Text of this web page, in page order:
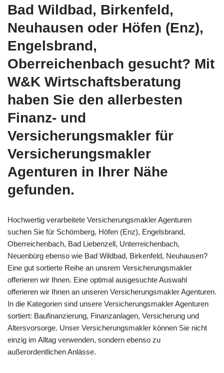
Bad Wildbad, Birkenfeld,
Neuhausen oder Höfen (Enz),
Engelsbrand,
Oberreichenbach gesucht? Mit
W&K Wirtschaftsberatung
haben Sie den allerbesten
Finanz- und
Versicherungsmakler für
Versicherungsmakler
Agenturen in Ihrer Nähe
gefunden.
Hochwertig verarbeitete Versicherungsmakler Agenturen
suchen Sie für Schömberg, Höfen (Enz), Engelsbrand,
Oberreichenbach, Bad Liebenzell, Unterreichenbach,
Neuenbürg ebenso wie Bad Wildbad, Birkenfeld, Neuhausen?
Eine gut sortierte Reihe an unsrem Versicherungsmakler
offerieren wir Ihnen. Eine optimal ausgesuchte Auswahl
offerieren wir Ihnen an unseren Versicherungsmakler Agenturen.
In die Kategorien sind unsere Versicherungsmakler Agenturen
sortiert: Baufinanzierung, Finanzanlagen, Versicherung und
Altersvorsorge. Unser Versicherungsmakler können Sie nicht
einzig im Alltag verwenden, sondern ebenso zu
außerordentlichen Anlässe.